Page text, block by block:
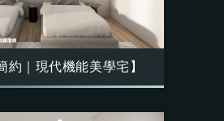
約｜現代機能美學宅】